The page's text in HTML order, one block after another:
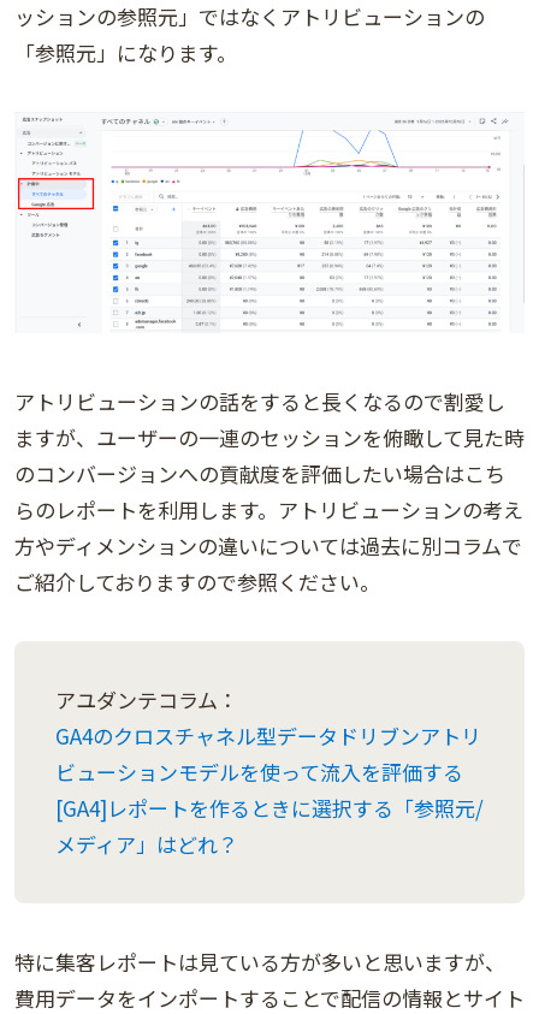
ッションの参照元」ではなくアトリビューションの
「参照元」になります。
アトリビューションの話をすると長くなるので割愛し
ますが、ユーザーの一連のセッションを俯瞰して見た時
のコンバージョンへの貢献度を評価したい場合はこち
らのレポートを利用します。アトリビューションの考え
方やディメンションの違いについては過去に別コラムで
ご紹介しておりますので参照ください。
アユダンテコラム：
GA4のクロスチャネル型データドリブンアトリ
ビューションモデルを使って流入を評価する
[GA4]レポートを作るときに選択する「参照元/
メディア」はどれ？
特に集客レポートは見ている方が多いと思いますが、
費用データをインポートすることで配信の情報とサイト